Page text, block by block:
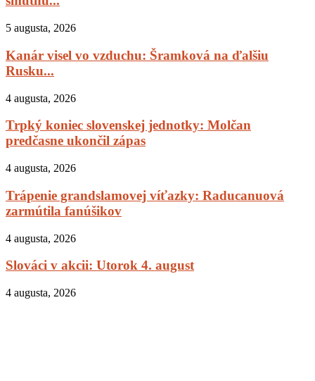
5 augusta, 2026
Kanár visel vo vzduchu: Šramková na ďalšiu
Rusku...
4 augusta, 2026
Trpký koniec slovenskej jednotky: Molčan
predčasne ukončil zápas
4 augusta, 2026
Trápenie grandslamovej víťazky: Raducanuová
zarmútila fanúšikov
4 augusta, 2026
Slováci v akcii: Utorok 4. august
4 augusta, 2026